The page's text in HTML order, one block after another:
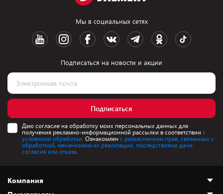
Мы в социальных сетях
Подписаться на новости и акции
Подписаться
Даю согласие на обработку моих персональных данных для
получения рекламно-информационной рассылки в соответствии с
условиями обработки. Ознакомлен с разъяснением прав, связанных с
обработкой, механизмом их реализации, последствиями дачи
согласия или отказа.
Компания